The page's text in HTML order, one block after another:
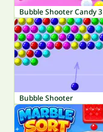
Bubble Shooter Candy 3
Bubble Shooter